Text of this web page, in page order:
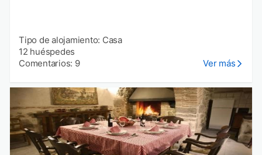
Tipo de alojamiento: Casa
12 huéspedes
Comentarios: 9
Ver más